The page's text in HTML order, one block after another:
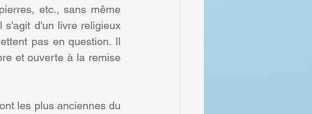
etc., sans même
s'agit d'un livre religieux
pas en question. Il
et ouverte à la remise
les plus anciennes du